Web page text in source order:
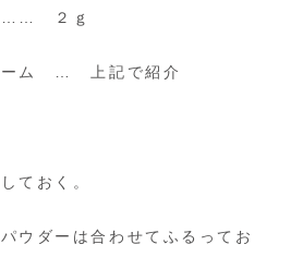
…… ２ｇ
ーム … 上記で紹介
ておく。
ウダーは合わせてふるってお